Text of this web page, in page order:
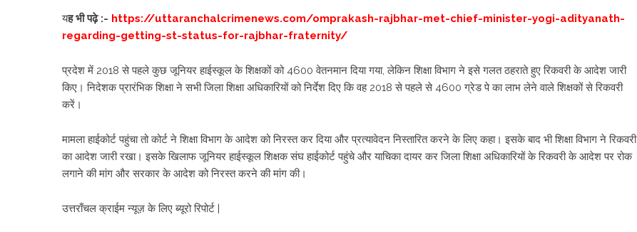
यह भी पढ़े :- https://uttaranchalcrimenews.com/omprakash-rajbhar-met-chief-minister-yogi-adityanath-
regarding-getting-st-status-for-rajbhar-fraternity/
प्रदेश में 2018 से पहले कुछ जूनियर हाईस्कूल के शिक्षकों को 4600 वेतनमान दिया गया, लेकिन शिक्षा विभाग ने इसे गलत ठहराते हुए रिकवरी के आदेश जारी
किए। निदेशक प्रारंभिक शिक्षा ने सभी जिला शिक्षा अधिकारियों को निर्देश दिए कि वह 2018 से पहले से 4600 ग्रेड पे का लाभ लेने वाले शिक्षकों से रिकवरी
करें।
मामला हाईकोर्ट पहुंचा तो कोर्ट ने शिक्षा विभाग के आदेश को निरस्त कर दिया और प्रत्यावेदन निस्तारित करने के लिए कहा। इसके बाद भी शिक्षा विभाग ने रिकवरी
का आदेश जारी रखा। इसके खिलाफ जूनियर हाईस्कूल शिक्षक संघ हाईकोर्ट पहुंचे और याचिका दायर कर जिला शिक्षा अधिकारियों के रिकवरी के आदेश पर रोक
लगाने की मांग और सरकार के आदेश को निरस्त करने की मांग की।
उत्तराँचल क्राईम न्यूज़ के लिए ब्यूरो रिपोर्ट |